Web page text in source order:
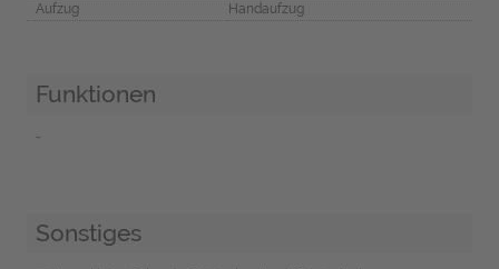
Aufzug
Handaufzug
Funktionen
-
Sonstiges